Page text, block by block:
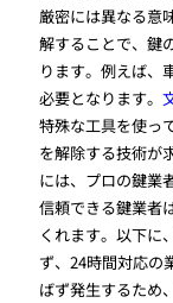
厳密には異なる意
解することで、鍵
ります。例えば、
必要となります。
特殊な工具を使っ
を解除する技術が
には、プロの鍵業
信頼できる鍵業者
くれます。以下に
ず、24時間対応の
ばず発生するため